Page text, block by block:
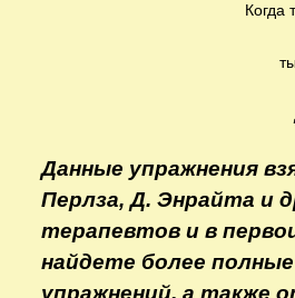
Когда
Данные упражнения
Перлза, Д. Энрайта и
терапевтов и в
найдете более
упражнений, а также